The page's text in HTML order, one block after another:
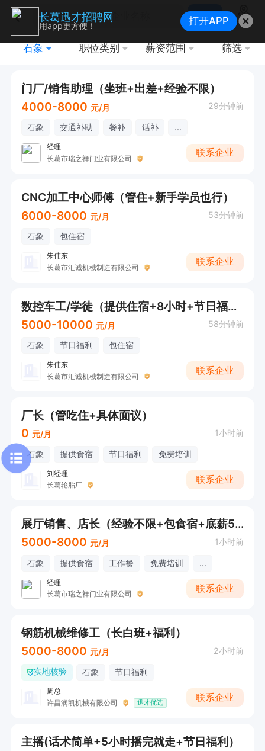
搜索
地图
石象 职位类别 薪资范围 筛选
门厂/销售助理（坐班+出差+经验不限）
4000-8000 元/月 29分钟前
石象 交通补助 餐补 话补 ...
经理
长葛市瑞之祥门业有限公司
联系企业
CNC加工中心师傅（管住+新手学员也行）
6000-8000 元/月 53分钟前
石象 包住宿
朱伟东
长葛市汇诚机械制造有限公司
联系企业
数控车工/学徒（提供住宿+8小时+节日福利）
5000-10000 元/月 58分钟前
石象 节日福利 包住宿
朱伟东
长葛市汇诚机械制造有限公司
联系企业
厂长（管吃住+具体面议）
0 元/月 1小时前
石象 提供食宿 节日福利 免费培训
刘经理
长葛轮胎厂
联系企业
展厅销售、店长（经验不限+包食宿+底薪5K）
5000-8000 元/月 1小时前
石象 提供食宿 工作餐 免费培训 ...
经理
长葛市瑞之祥门业有限公司
联系企业
钢筋机械维修工（长白班+福利）
5000-8000 元/月 2小时前
实地核验 石象 节日福利
周总
许昌润凯机械有限公司
迅才优选
联系企业
主播(话术简单+5小时播完就走+节日福利）
长葛迅才招聘网
用app更方便！ 打开APP